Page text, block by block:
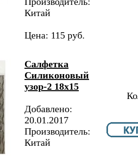
Китай
Цена: 115 руб.
Салфетка
Силиконовый
узор-2 18х15
Добавлено:
20.01.2017
Производитель:
Китай